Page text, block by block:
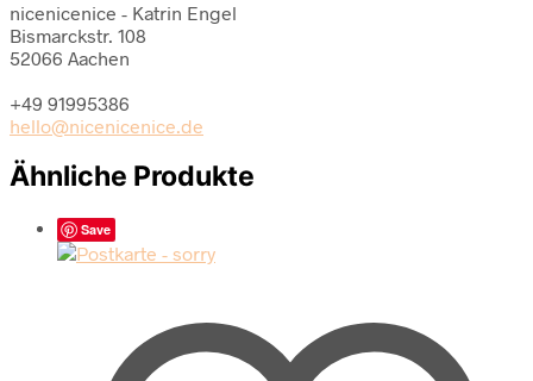
nicenicenice - Katrin Engel
Bismarckstr. 108
52066 Aachen
+49 91995386
hello@nicenicenice.de
Ähnliche Produkte
Save